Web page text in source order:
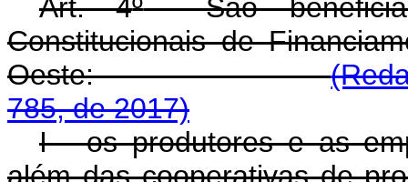
Art. 4ºSão
Constitucionais de
Oeste:
785, de 2017)
I - os produtores e as